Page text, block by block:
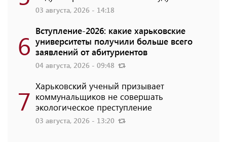
03 августа, 2026 - 14:18
6 Вступление-2026: какие харьковские
университеты получили больше всего
заявлений от абитуриентов
04 августа, 2026 - 09:48
7 Харьковский ученый призывает
коммунальщиков не совершать
экологическое преступление
03 августа, 2026 - 13:20